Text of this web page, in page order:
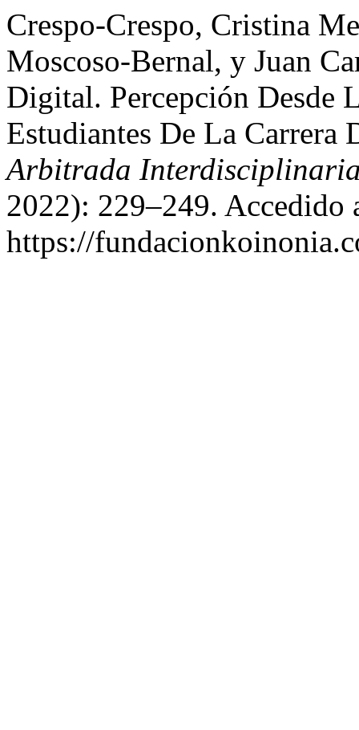
Crespo-Crespo, Cristina
Moscoso-Bernal, y Juan
Digital. Percepción Desde
Estudiantes De La
Arbitrada
2022): 229–249. Accedido
https://